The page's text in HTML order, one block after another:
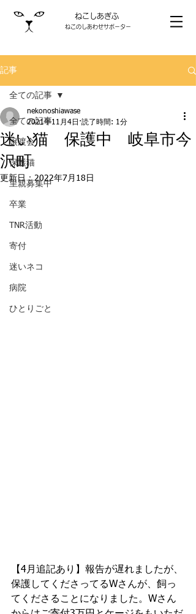
ねこしあぎふ
ねこのしあわせサポーター
記事
全ての記事
譲渡会
保護猫
里親募集中
卒業
TNR活動
寄付
迷いネコ
病院
ひとりごと
全ての記事
迷い猫 保護中 岐阜市今
沢町
nekonoshiawase
2021年11月4日 読了時間: 1分
更新日：2022年7月18日
【4月追記あり】報告が遅れましたが、
保護してくださってるWさんが、飼っ
てくださることになりました。Wさん